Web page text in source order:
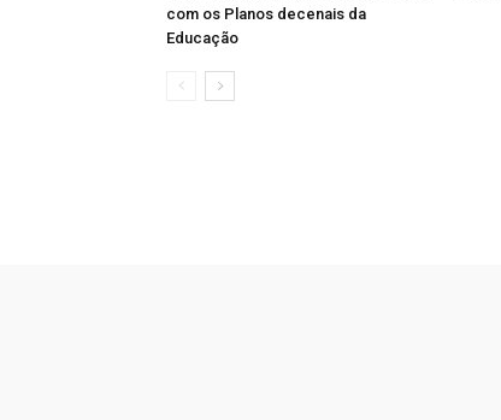
com os Planos decenais da
Educação